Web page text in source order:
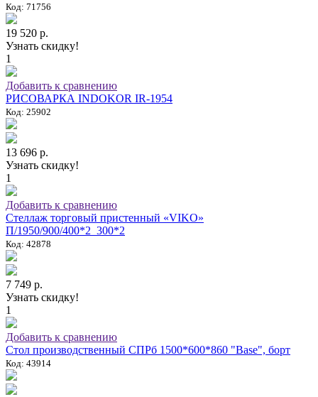
Код: 71756
19 520 р.
Узнать скидку!
1
Добавить к сравнению
РИСОВАРКА INDOKOR IR-1954
Код: 25902
13 696 р.
Узнать скидку!
1
Добавить к сравнению
Стеллаж торговый пристенный «VIKO»
П/1950/900/400*2_300*2
Код: 42878
7 749 р.
Узнать скидку!
1
Добавить к сравнению
Стол производственный СПРб 1500*600*860 "Base", борт
Код: 43914